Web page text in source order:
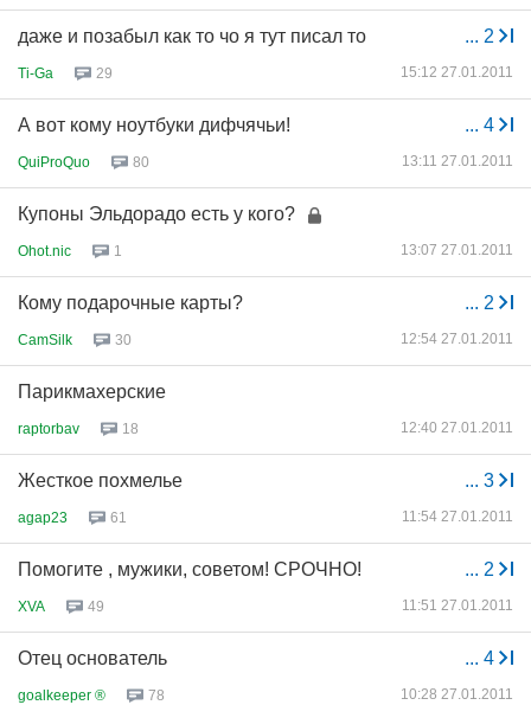
... 2
даже и позабыл как то чо я тут писал то
Ti-Ga 29 15:12 27.01.2011
... 4
А вот кому ноутбуки дифчячьи!
QuiProQuo 80 13:11 27.01.2011
Купоны Эльдорадо есть у кого?
Ohot.nic 1 13:07 27.01.2011
... 2
Кому подарочные карты?
CamSilk 30 12:54 27.01.2011
Парикмахерские
raptorbav 18 12:40 27.01.2011
... 3
Жесткое похмелье
agap23 61 11:54 27.01.2011
... 2
Помогите , мужики, советом! СРОЧНО!
XVA 49 11:51 27.01.2011
... 4
Отец основатель
goalkeeper ® 78 10:28 27.01.2011